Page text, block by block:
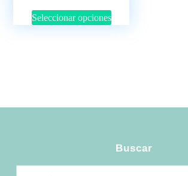
Seleccionar opciones
Buscar